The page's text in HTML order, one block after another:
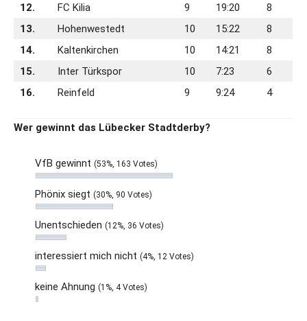
12.
FC Kilia 9 19:20
8
13.
Hohenwestedt 10 15:22
8
14.
Kaltenkirchen 10 14:21
8
15.
Inter Türkspor 10 7:23
6
16.
Reinfeld 9 9:24 4
Wer gewinnt das Lübecker Stadtderby?
VfB gewinnt (53%, 163 Votes)
Phönix siegt (30%, 90 Votes)
Unentschieden (12%, 36 Votes)
interessiert mich nicht (4%, 12 Votes)
keine Ahnung (1%, 4 Votes)